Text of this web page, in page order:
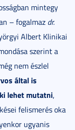
mintegy
– fogalmaz dr.
Albert Klinikai
szerint a
nem észlel
által is
lehet mutatni,
felismerés oka
ugyanis